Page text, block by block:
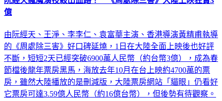
億
由阮經天、王淨、李李仁、袁富華主演、香港導演黃精甫執導
的《周處除三害》好口碑延燒，1日在大陸全面上映後也好評
不斷，短短2天已經突破6900萬人民幣（約台幣3億），成為春
節檔後龍年票房黑馬，海放去年10月在台上映約4700萬的票
房，雖然大陸播放的是刪減版，大陸票房網站「貓眼」仍看好
它票房可達3.59億人民幣（約16億台幣），但後勢有待觀察。